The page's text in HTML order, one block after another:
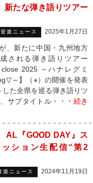
新たな弾き語りツアー
音楽ニュース 2025年1月27日
、新たに中国・九州地方
される弾き語りツアー
close 2025 ～ハナレグミ
～】（※）の開催を発表
た全県を巡る弾き語りツ
サブタイトル・・・ 続き
AL『GOOD DAY』ス
ション生配信“第2
楽ニュース 2024年11月19日